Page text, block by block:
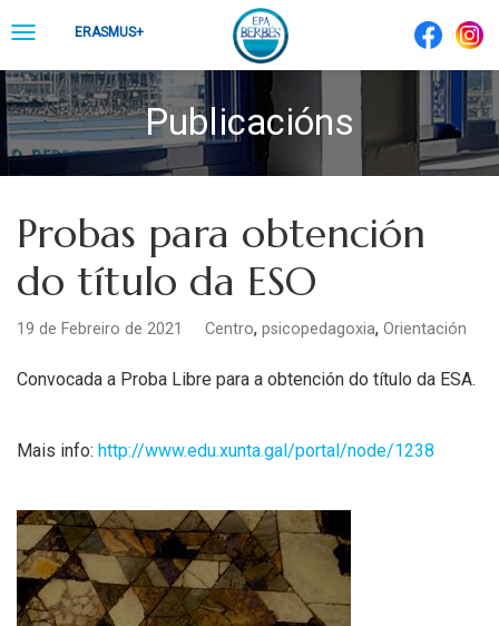
to ToggleERASMUS+
Publicacións
Probas para obtención
do título da ESO
19 de Febreiro de 2021 Centro, psicopedagoxia, Orientación
Convocada a Proba Libre para a obtención do título da ESA.
Mais info: http://www.edu.xunta.gal/portal/node/1238